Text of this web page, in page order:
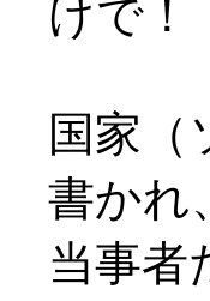
けで！
国家（
書かれ
当事者